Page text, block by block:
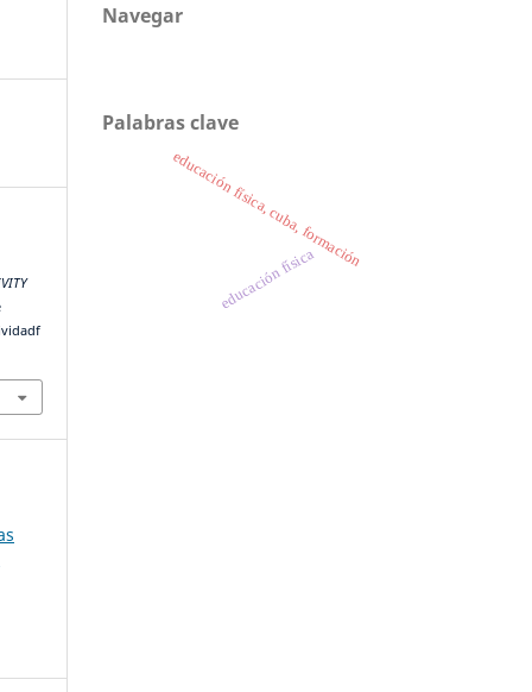
Navegar
Palabras clave
educación física
educación física, cuba, formación